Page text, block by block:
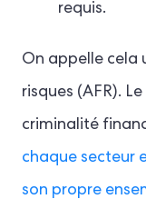
requis.
On appelle cela
risques (AFR).
criminalité
chaque secteur
son propre